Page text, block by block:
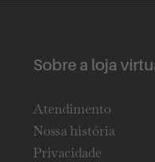
Sobre a loja
Atendimento
Nossa história
Privacidade